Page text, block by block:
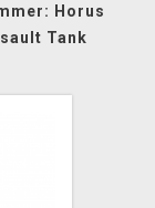
Horus
Tank